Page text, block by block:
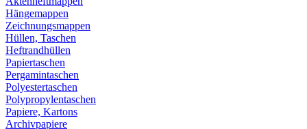
Hängemappen
Zeichnungsmappen
Hüllen, Taschen
Heftrandhüllen
Papiertaschen
Pergamintaschen
Polyestertaschen
Polypropylentaschen
Papiere, Kartons
Archivpapiere